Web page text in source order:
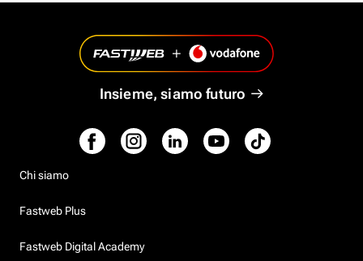
Insieme, siamo futuro
Chi siamo
Fastweb Plus
Fastweb Digital Academy